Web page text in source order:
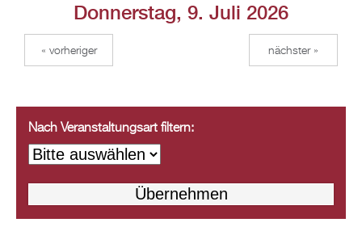
Donnerstag, 9. Juli 2026
« vorheriger nächster »
Nach Veranstaltungsart filtern: